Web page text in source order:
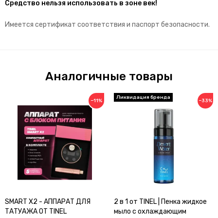
Средство нельзя использовать в зоне век!
Имеется сертификат соответствия и паспорт безопасности.
Аналогичные товары
−11%
SMART X2 - АППАРАТ ДЛЯ
ТАТУАЖА ОТ TINEL
−33%
2 в 1 от TINEL | Пенка жидкое
мыло с охлаждающим